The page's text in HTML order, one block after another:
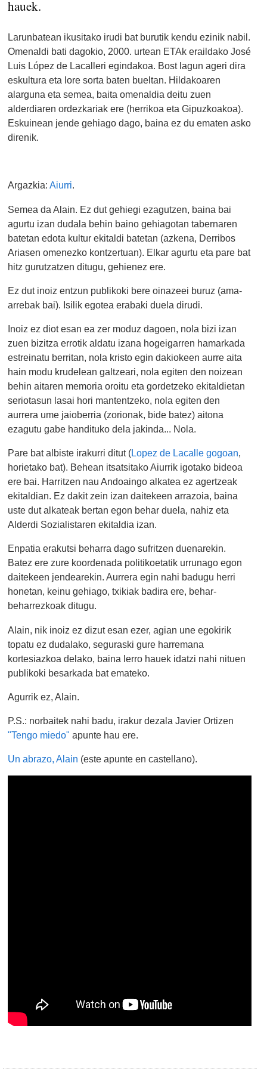
hauek.
Larunbatean ikusitako irudi bat burutik kendu ezinik nabil.
Omenaldi bati dagokio, 2000. urtean ETAk eraildako José
Luis López de Lacalleri egindakoa. Bost lagun ageri dira
eskultura eta lore sorta baten bueltan. Hildakoaren
alarguna eta semea, baita omenaldia deitu zuen
alderdiaren ordezkariak ere (herrikoa eta Gipuzkoakoa).
Eskuinean jende gehiago dago, baina ez du ematen asko
direnik.
Argazkia:Aiurri.
Semea da Alain. Ez dut gehiegi ezagutzen, baina bai
agurtu izan dudala behin baino gehiagotan tabernaren
batetan edota kultur ekitaldi batetan (azkena, Derribos
Ariasen omenezko kontzertuan). Elkar agurtu eta pare bat
hitz gurutzatzen ditugu, gehienez ere.
Ez dut inoiz entzun publikoki bere oinazeei buruz (ama-
arrebak bai). Isilik egotea erabaki duela dirudi.
Inoiz ez diot esan ea zer moduz dagoen, nola bizi izan
zuen bizitza errotik aldatu izana hogeigarren hamarkada
estreinatu berritan, nola kristo egin dakiokeen aurre aita
hain modu krudelean galtzeari, nola egiten den noizean
behin aitaren memoria oroitu eta gordetzeko ekitaldietan
seriotasun lasai hori mantentzeko, nola egiten den
aurrera ume jaioberria (zorionak, bide batez) aitona
ezagutu gabe handituko dela jakinda... Nola.
Pare bat albiste irakurri ditut (Lopez de Lacalle gogoan,
horietako bat). Behean itsatsitako Aiurrik igotako bideoa
ere bai. Harritzen nau Andoaingo alkatea ez agertzeak
ekitaldian. Ez dakit zein izan daitekeen arrazoia, baina
uste dut alkateak bertan egon behar duela, nahiz eta
Alderdi Sozialistaren ekitaldia izan.
Enpatia erakutsi beharra dago sufritzen duenarekin.
Batez ere zure koordenada politikoetatik urrunago egon
daitekeen jendearekin. Aurrera egin nahi badugu herri
honetan, keinu gehiago, txikiak badira ere, behar-
beharrezkoak ditugu.
Alain, nik inoiz ez dizut esan ezer, agian une egokirik
topatu ez dudalako, seguraski gure harremana
kortesiazkoa delako, baina lerro hauek idatzi nahi nituen
publikoki besarkada bat emateko.
Agurrik ez, Alain.
P.S.: norbaitek nahi badu, irakur dezala Javier Ortizen
"Tengo miedo" apunte hau ere.
Un abrazo, Alain (este apunte en castellano).